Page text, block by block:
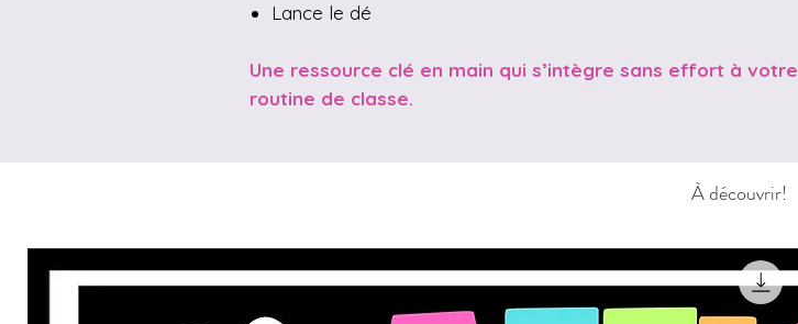
Lance le dé
Une ressource clé en main qui s’intègre sans effort à votre
routine de classe.
À découvrir!